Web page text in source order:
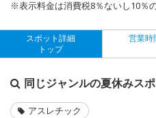
※表示料金は消費税8％ないし10％
スポット詳細
トップ
営業時
同じジャンルの夏休みス
アスレチック